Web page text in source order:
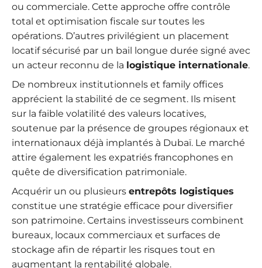
ou commerciale. Cette approche offre contrôle
total et optimisation fiscale sur toutes les
opérations. D’autres privilégient un placement
locatif sécurisé par un bail longue durée signé avec
un acteur reconnu de la logistique internationale.
De nombreux institutionnels et family offices
apprécient la stabilité de ce segment. Ils misent
sur la faible volatilité des valeurs locatives,
soutenue par la présence de groupes régionaux et
internationaux déjà implantés à Dubaï. Le marché
attire également les expatriés francophones en
quête de diversification patrimoniale.
Acquérir un ou plusieurs entrepôts logistiques
constitue une stratégie efficace pour diversifier
son patrimoine. Certains investisseurs combinent
bureaux, locaux commerciaux et surfaces de
stockage afin de répartir les risques tout en
augmentant la rentabilité globale.